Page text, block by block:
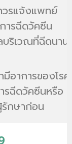
วรแจ้งแพทย์
ารฉีดวัคซีน
บริเวณที่ฉีดนาน
อาการของโรค
รฉีดวัคซีนหรือ
กษาก่อน